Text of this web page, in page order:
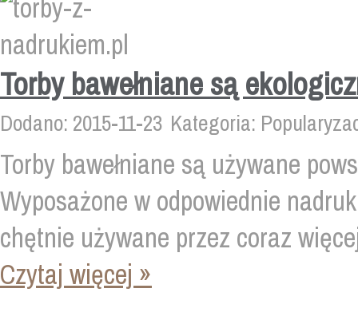
Torby bawełniane są
Dodano: 2015-11-23 Kategoria:
Torby bawełniane są używane
Wyposażone w odpowiednie
chętnie używane przez coraz
Czytaj więcej »